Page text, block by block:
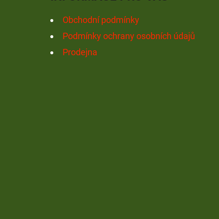
Obchodní podmínky
Podmínky ochrany osobních údajů
Prodejna